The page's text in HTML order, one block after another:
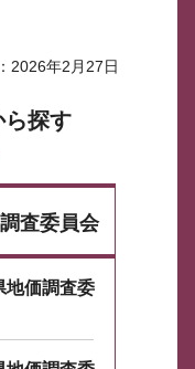
2026年2月27日
ら探す
査委員会
地価調査委